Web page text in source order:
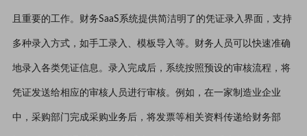
且重要的工作。财务SaaS系统提供简洁明了的凭证录入界面，支持
多种录入方式，如手工录入、模板导入等。财务人员可以快速准确
地录入各类凭证信息。录入完成后，系统按照预设的审核流程，将
凭证发送给相应的审核人员进行审核。例如，在一家制造业企业
中，采购部门完成采购业务后，将发票等相关资料传递给财务部